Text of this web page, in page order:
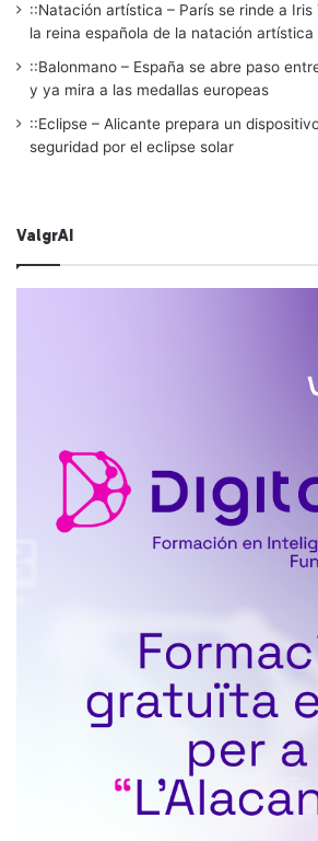
::Natación artística – París se rinde a
la reina española de la natación artística
::Balonmano – España se abre paso
y ya mira a las medallas europeas
::Eclipse – Alicante prepara un
seguridad por el eclipse solar
ValgrAI